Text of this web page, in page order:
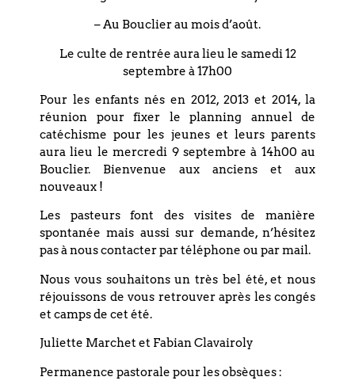
12 SEPTEMBRE
Culte de
rentrée et repas
fraternel
15 SEPTEMBRE
19H00-20H30
Groupe 20-30
17 SEPTEMBRE
16H30
– Au Bouclier au mois d’août.
Le culte de rentrée aura lieu le samedi 12
septembre à 17h00
Pour les enfants nés en 2012, 2013 et 2014, la
réunion pour fixer le planning annuel de
catéchisme pour les jeunes et leurs parents
aura lieu le mercredi 9 septembre à 14h00 au
Bouclier. Bienvenue aux anciens et aux
nouveaux !
Les pasteurs font des visites de manière
spontanée mais aussi sur demande, n’hésitez
pas à nous contacter par téléphone ou par mail.
Nous vous souhaitons un très bel été, et nous
réjouissons de vous retrouver après les congés
et camps de cet été.
Juliette Marchet et Fabian Clavairoly
Permanence pastorale pour les obsèques :